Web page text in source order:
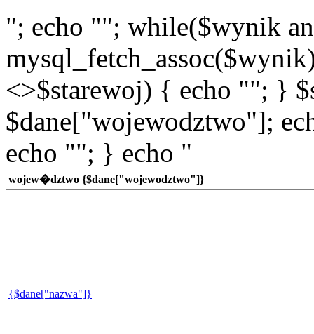
"; echo ""; while($wynik
<>$starewoj) { echo ""; }
$dane["wojewodztwo"];
echo ""; } echo "
wojew�dztwo {$dane["wojewodztwo"]}
{$dane["nazwa"]}